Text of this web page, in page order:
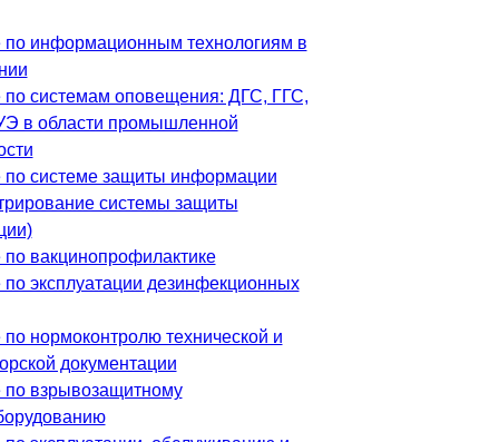
по информационным технологиям в
по системам оповещения: ДГС, ГГС,
в области промышленной
по системе защиты информации
системы защиты
вакцинопрофилактике
эксплуатации дезинфекционных
нормоконтролю технической и
документации
по взрывозащитному